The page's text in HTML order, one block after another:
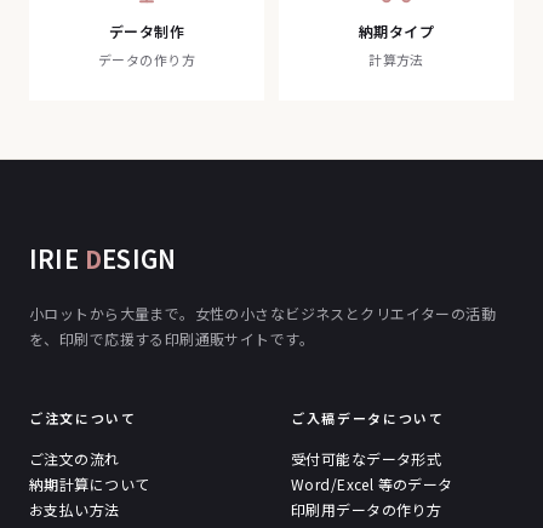
データ制作
データの作り方
納期タイプ
計算方法
IRIE DESIGN
小ロットから大量まで。女性の小さなビジネスとクリエイターの活動
を、印刷で応援する印刷通販サイトです。
ご注文について
ご注文の流れ
納期計算について
お支払い方法
ご入稿データについて
受付可能なデータ形式
Word/Excel 等のデータ
印刷用データの作り方